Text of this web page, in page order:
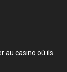
au casino où ils